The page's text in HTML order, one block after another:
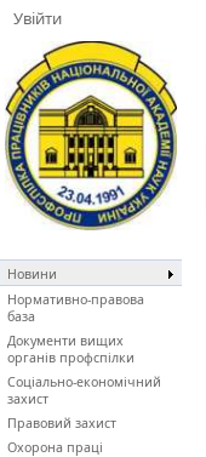
Увійти
Новини
Нормативно-правова
база
Документи вищих
органів профспілки
Соціально-економічний
захист
Правовий захист
Охорона праці